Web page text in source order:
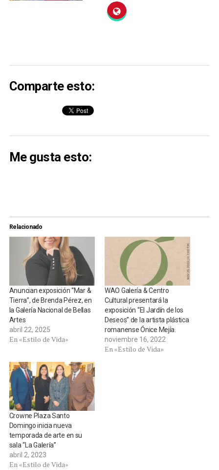
Comparte esto:
Me gusta esto:
Relacionado
Anuncian exposición “Mar &
Tierra”, de Brenda Pérez, en
la Galería Nacional de Bellas
Artes
abril 22, 2025
En «Estilo de Vida»
WAO Galería & Centro
Cultural presentará la
exposición “El Jardín de los
Deseos” de la artista plástica
romanense Ónice Mejía.
noviembre 16, 2022
En «Estilo de Vida»
Crowne Plaza Santo
Domingo inicia nueva
temporada de arte en su
sala “La Galería”
abril 2, 2023
En «Estilo de Vida»